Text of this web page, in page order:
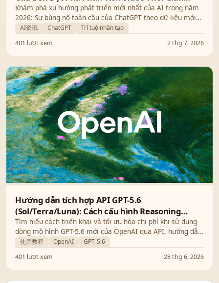
Thực
Khám phá xu hướng phát triển mới nhất của AI trong năm
2026: Sự bùng nổ toàn cầu của ChatGPT theo dữ liệu mới
nhất từ OpenAI và bước đột phá công nghệ phân đoạn
video thời gian thực SegFS.
AI资讯 ChatGPT
Trí tuệ nhân tạo
401 lượt xem
2 thg 7, 2026
Hướng dẫn tích hợp API GPT-5.6
(Sol/Terra/Luna): Cách cấu hình Reasoning
Effort và Prompt Caching mới nhất
Tìm hiểu cách triển khai và tối ưu hóa chi phí khi sử dụng
dòng mô hình GPT-5.6 mới của OpenAI qua API, hướng dẫn
chi tiết cách thiết lập mức độ lập luận và bộ nhớ đệm
使用教程 OpenAI
GPT-5.6
401 lượt xem
28 thg 6, 2026